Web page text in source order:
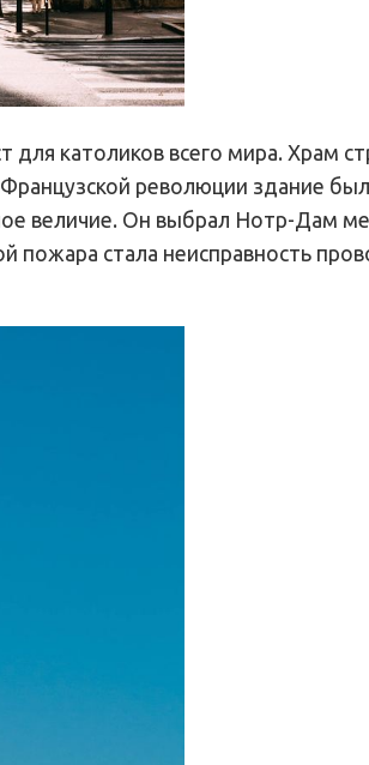
католиков всего мира. Храм
революции здание
величие. Он выбрал Нотр-Дам
пожара стала неисправность